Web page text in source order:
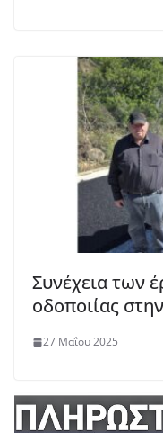
Συνέχεια των
οδοποιίας
27 Μαΐου 2025